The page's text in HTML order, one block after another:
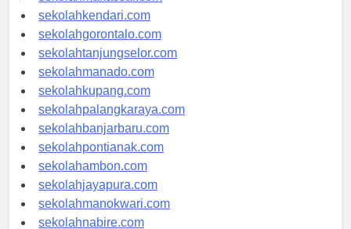
sekolahmakassar.com
sekolahkendari.com
sekolahgorontalo.com
sekolahtanjungselor.com
sekolahmanado.com
sekolahkupang.com
sekolahpalangkaraya.com
sekolahbanjarbaru.com
sekolahpontianak.com
sekolahambon.com
sekolahjayapura.com
sekolahmanokwari.com